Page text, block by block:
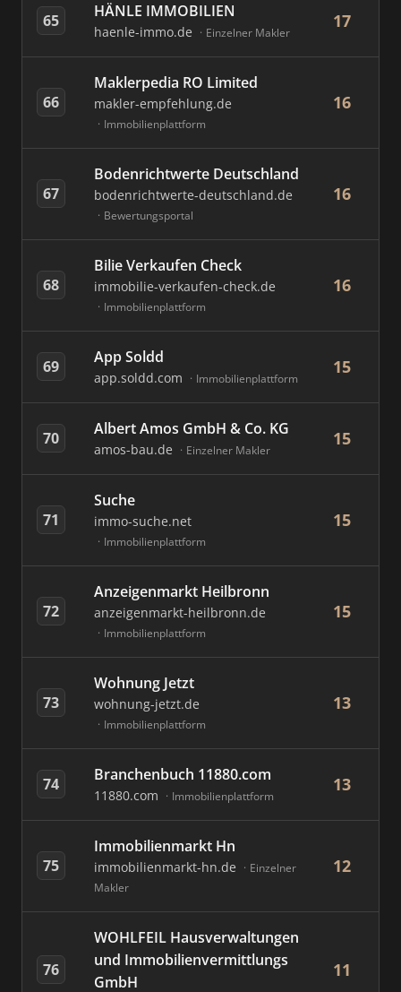
65 HÄNLE IMMOBILIEN
haenle-immo.de Einzelner Makler
17
66
Maklerpedia RO Limited
makler-empfehlung.de
Immobilienplattform
16
67
Bodenrichtwerte Deutschland
bodenrichtwerte-deutschland.de
Bewertungsportal
16
68
Bilie Verkaufen Check
immobilie-verkaufen-check.de
Immobilienplattform
16
69 App Soldd
app.soldd.com Immobilienplattform
15
70 Albert Amos GmbH & Co. KG
amos-bau.de Einzelner Makler
15
71
Suche
immo-suche.net
Immobilienplattform
15
72
Anzeigenmarkt Heilbronn
anzeigenmarkt-heilbronn.de
Immobilienplattform
15
73
Wohnung Jetzt
wohnung-jetzt.de
Immobilienplattform
13
74 Branchenbuch 11880.com
11880.com Immobilienplattform
13
75
Immobilienmarkt Hn
immobilienmarkt-hn.de
Einzelner
Makler
12
76
WOHLFEIL Hausverwaltungen
und Immobilienvermittlungs
GmbH
11